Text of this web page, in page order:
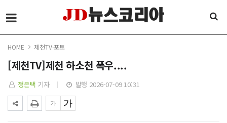
HOME 제천TV·포토
[제천TV]제천 하소천 폭우....
정은택 기자 발행 2026-07-09 10:31